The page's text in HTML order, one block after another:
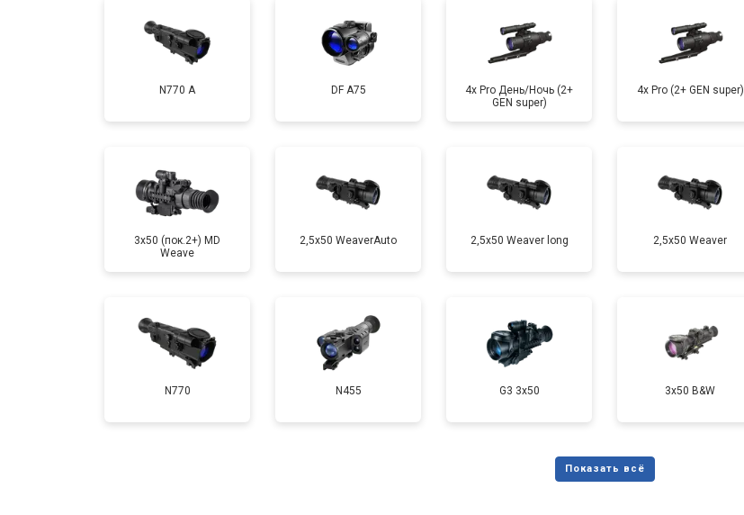
N770 А DF A75
4x Pro День/Ночь (2+
GEN super)
4x Pro (2+ GEN super)
3x50 (пок.2+) MD
Weave
2,5x50 WeaverAuto 2,5x50 Weaver long 2,5x50 Weaver
N770 N455 G3 3x50 3x50 B&W